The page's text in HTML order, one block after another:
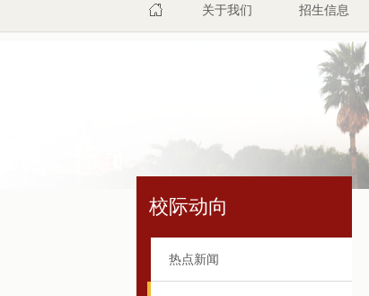
关于我们 招生信息
校际动向
热点新闻